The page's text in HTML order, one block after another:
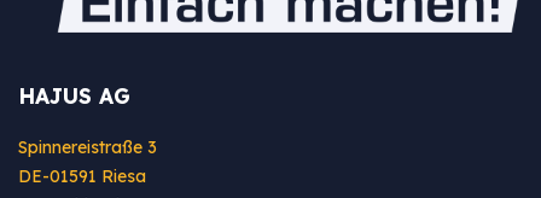
HAJUS AG
Spinnereistraße 3
DE-01591 Riesa